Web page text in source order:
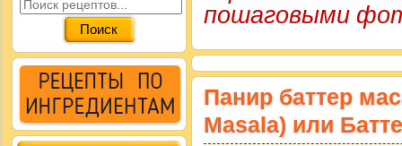
пошаговыми
Панир баттер
Masala) или